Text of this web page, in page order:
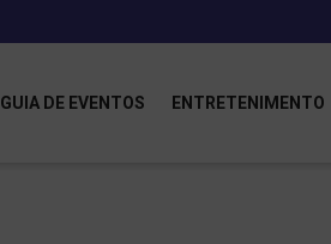
GUIA DE EVENTOS ENTRETENIMENTO